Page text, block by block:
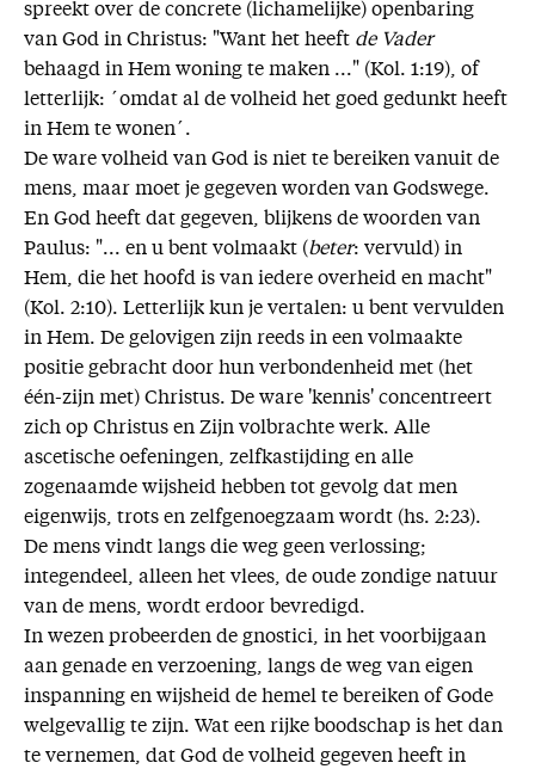
spreekt over de concrete (lichamelijke) openbaring
van God in Christus: "Want het heeft de Vader
behaagd in Hem woning te maken ..." (Kol. 1:19), of
letterlijk: ´omdat al de volheid het goed gedunkt heeft
in Hem te wonen´.
De ware volheid van God is niet te bereiken vanuit de
mens, maar moet je gegeven worden van Godswege.
En God heeft dat gegeven, blijkens de woorden van
Paulus: "... en u bent volmaakt (beter: vervuld) in
Hem, die het hoofd is van iedere overheid en macht"
(Kol. 2:10). Letterlijk kun je vertalen: u bent vervulden
in Hem. De gelovigen zijn reeds in een volmaakte
positie gebracht door hun verbondenheid met (het
één-zijn met) Christus. De ware 'kennis' concentreert
zich op Christus en Zijn volbrachte werk. Alle
ascetische oefeningen, zelfkastijding en alle
zogenaamde wijsheid hebben tot gevolg dat men
eigenwijs, trots en zelfgenoegzaam wordt (hs. 2:23).
De mens vindt langs die weg geen verlossing;
integendeel, alleen het vlees, de oude zondige natuur
van de mens, wordt erdoor bevredigd.
In wezen probeerden de gnostici, in het voorbijgaan
aan genade en verzoening, langs de weg van eigen
inspanning en wijsheid de hemel te bereiken of Gode
welgevallig te zijn. Wat een rijke boodschap is het dan
te vernemen, dat God de volheid gegeven heeft in